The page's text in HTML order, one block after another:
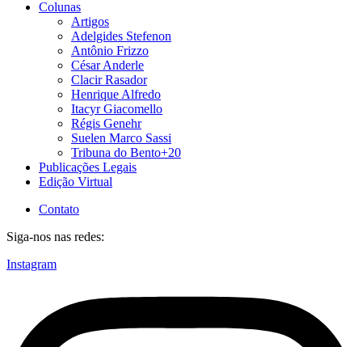
Colunas
Artigos
Adelgides Stefenon
Antônio Frizzo
César Anderle
Clacir Rasador
Henrique Alfredo
Itacyr Giacomello
Régis Genehr
Suelen Marco Sassi
Tribuna do Bento+20
Publicações Legais
Edição Virtual
Contato
Siga-nos nas redes:
Instagram